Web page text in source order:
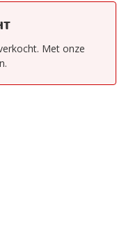
Met onze